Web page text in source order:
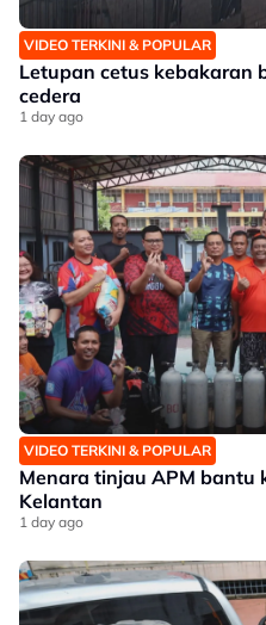
VIDEO TERKINI & POPULAR
Letupan cetus kebakaran
cedera
1 day ago
VIDEO TERKINI & POPULAR
Menara tinjau APM bantu
Kelantan
1 day ago